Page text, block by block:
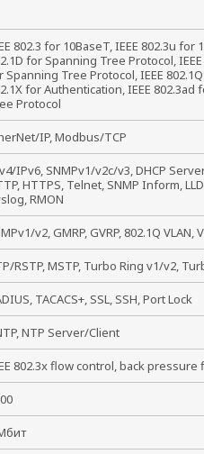
802.3 for 10BaseT, IEEE 802.3u for
for Spanning Tree Protocol,
Spanning Tree Protocol, IEEE
for Authentication, IEEE
Protocol
IP, Modbus/TCP
IPv6, SNMPv1/v2c/v3, DHCP
HTTPS, Telnet, SNMP Inform,
RMON
v2, GMRP, GVRP, 802.1Q
RSTP, MSTP, Turbo Ring v1/v2,
TACACS+, SSL, SSH, Port Lock
NTP Server/Client
802.3x flow control, back